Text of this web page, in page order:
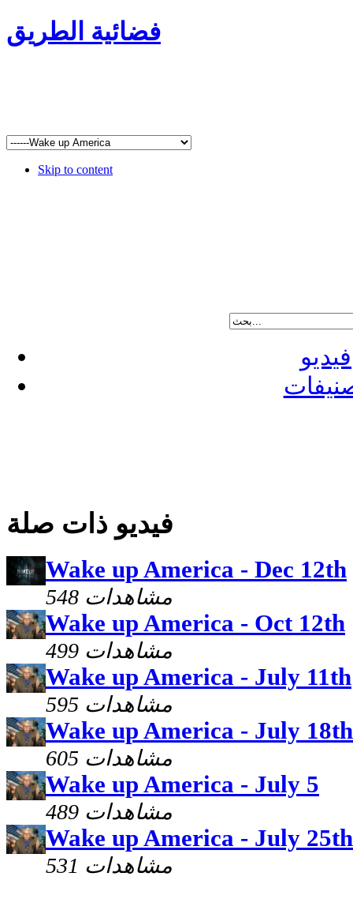
فضائية الطريق
Skip to content
فيديو
فيديو ذات صلة
Wake up America - Dec 12th
548 مشاهدات
Wake up America - Oct 12th
499 مشاهدات
Wake up America - July 11th
595 مشاهدات
Wake up America - July 18th
605 مشاهدات
Wake up America - July 5
489 مشاهدات
Wake up America - July 25th
531 مشاهدات